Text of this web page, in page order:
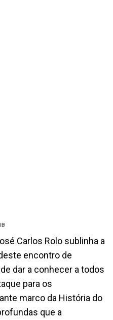
Carlos Rolo sublinha a
encontro de
dar a conhecer a todos
para os
marco da História do
que a